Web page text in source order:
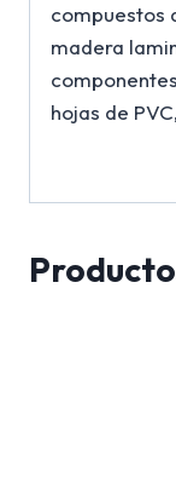
compuestos
madera
hojas de